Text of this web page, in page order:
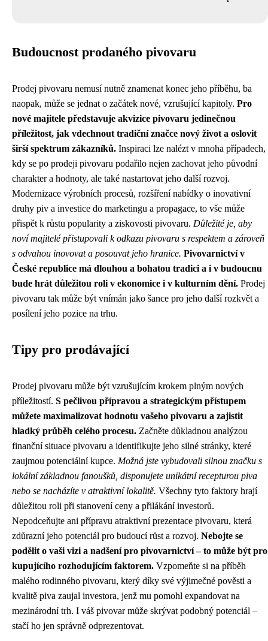
Budoucnost prodaného pivovaru
Prodej pivovaru nemusí nutně znamenat konec jeho příběhu, ba
naopak, může se jednat o začátek nové, vzrušující kapitoly. Pro
nové majitele představuje akvizice pivovaru jedinečnou
příležitost, jak vdechnout tradiční značce nový život a oslovit
širší spektrum zákazníků. Inspiraci lze nalézt v mnoha případech,
kdy se po prodeji pivovaru podařilo nejen zachovat jeho původní
charakter a hodnoty, ale také nastartovat jeho další rozvoj.
Modernizace výrobních procesů, rozšíření nabídky o inovativní
druhy piv a investice do marketingu a propagace, to vše může
přispět k růstu popularity a ziskovosti pivovaru. Důležité je, aby
noví majitelé přistupovali k odkazu pivovaru s respektem a zároveň
s odvahou inovovat a posouvat jeho hranice. Pivovarnictví v
České republice má dlouhou a bohatou tradici a i v budoucnu
bude hrát důležitou roli v ekonomice i v kulturním dění. Prodej
pivovaru tak může být vnímán jako šance pro jeho další rozkvět a
posílení jeho pozice na trhu.
Tipy pro prodávající
Prodej pivovaru může být vzrušujícím krokem plným nových
příležitostí. S pečlivou přípravou a strategickým přístupem
můžete maximalizovat hodnotu vašeho pivovaru a zajistit
hladký průběh celého procesu. Začněte důkladnou analýzou
finanční situace pivovaru a identifikujte jeho silné stránky, které
zaujmou potenciální kupce. Možná jste vybudovali silnou značku s
lokální základnou fanoušků, disponujete unikátní recepturou piva
nebo se nacházíte v atraktivní lokalitě. Všechny tyto faktory hrají
důležitou roli při stanovení ceny a přilákání investorů.
Nepodceňujte ani přípravu atraktivní prezentace pivovaru, která
zdůrazní jeho potenciál pro budoucí růst a rozvoj. Nebojte se
podělit o vaši vizi a nadšení pro pivovarnictví – to může být pro
kupujícího rozhodujícím faktorem. Vzpomeňte si na příběh
malého rodinného pivovaru, který díky své výjimečné pověsti a
kvalitě piva zaujal investora, jenž mu pomohl expandovat na
mezinárodní trh. I váš pivovar může skrývat podobný potenciál –
stačí ho jen správně odprezentovat.